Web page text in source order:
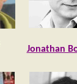
Jonathan